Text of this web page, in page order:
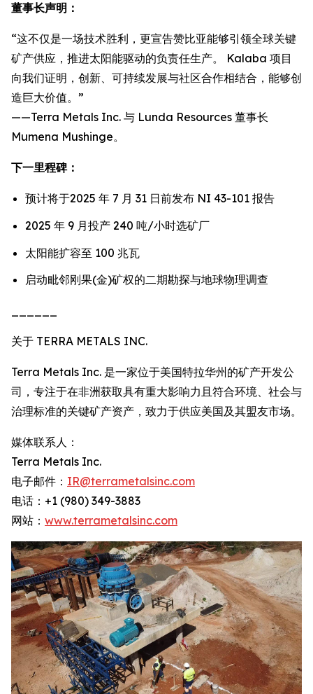
董事长声明：
“这不仅是一场技术胜利，更宣告赞比亚能够引领全球关键
矿产供应，推进太阳能驱动的负责任生产。 Kalaba 项目
向我们证明，创新、可持续发展与社区合作相结合，能够创
造巨大价值。”
——Terra Metals Inc. 与 Lunda Resources 董事长
Mumena Mushinge。
下一里程碑：
预计将于2025 年 7 月 31 日前发布 NI 43-101 报告
2025 年 9 月投产 240 吨/小时选矿厂
太阳能扩容至 100 兆瓦
启动毗邻刚果(金)矿权的二期勘探与地球物理调查
关于 TERRA METALS INC.
Terra Metals Inc. 是一家位于美国特拉华州的矿产开发公
司，专注于在非洲获取具有重大影响力且符合环境、社会与
治理标准的关键矿产资产，致力于供应美国及其盟友市场。
媒体联系人：
Terra Metals Inc.
电子邮件： IR@terrametalsinc.com
电话：+1 (980) 349-3883
网站： www.terrametalsinc.com